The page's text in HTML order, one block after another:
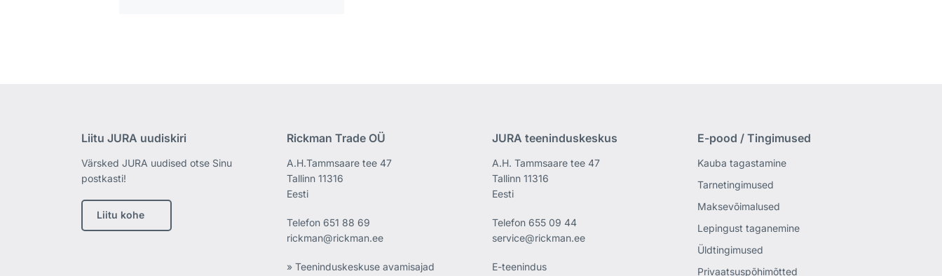
Liitu JURA uudiskiri
Värsked JURA uudised otse Sinu
postkasti!
Liitu kohe
Rickman Trade OÜ
A.H.Tammsaare tee 47
Tallinn 11316
Eesti
Telefon651 88 69
rickman@rickman.ee
» Teeninduskeskuse avamisajad
JURA teeninduskeskus
A.H. Tammsaare tee 47
Tallinn 11316
Eesti
Telefon 655 09 44
service@rickman.ee
E-teenindus
E-pood / Tingimused
Kauba tagastamine
Tarnetingimused
Maksevõimalused
Lepingust taganemine
Üldtingimused
Privaatsuspõhimõtted